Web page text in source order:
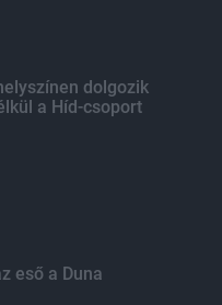
dolgozik
a Híd-csoport
eső a Duna